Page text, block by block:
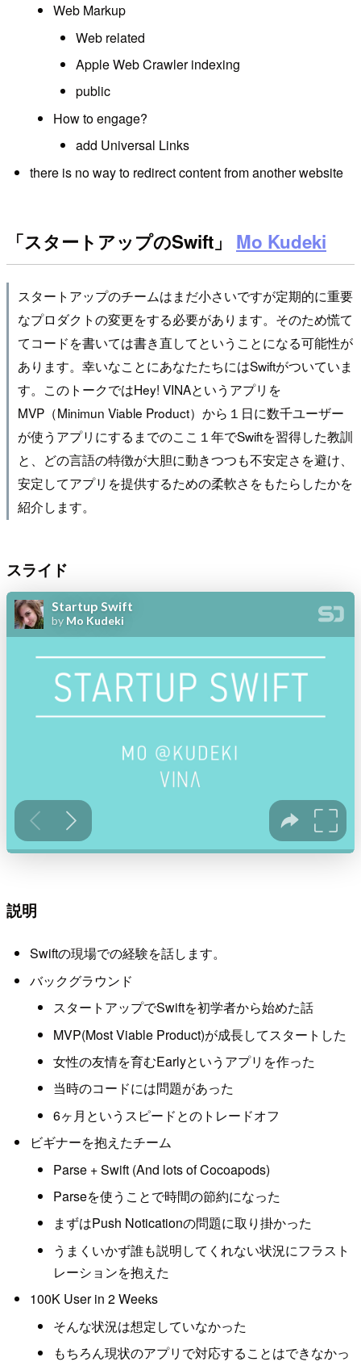
Web Markup
Web related
Apple Web Crawler indexing
public
How to engage?
add Universal Links
there is no way to redirect content from another website
「スタートアップのSwift」 Mo Kudeki
スタートアップのチームはまだ小さいですが定期的に重要
なプロダクトの変更をする必要があります。そのため慌て
てコードを書いては書き直してということになる可能性が
あります。幸いなことにあなたたちにはSwiftがついていま
す。このトークではHey! VINAというアプリを
MVP（Minimun Viable Product）から１日に数千ユーザー
が使うアプリにするまでのここ１年でSwiftを習得した教訓
と、どの言語の特徴が大胆に動きつつも不安定さを避け、
安定してアプリを提供するための柔軟さをもたらしたかを
紹介します。
スライド
説明
Swiftの現場での経験を話します。
バックグラウンド
スタートアップでSwiftを初学者から始めた話
MVP(Most Viable Product)が成長してスタートした
女性の友情を育むEarlyというアプリを作った
当時のコードには問題があった
6ヶ月というスピードとのトレードオフ
ビギナーを抱えたチーム
Parse + Swift (And lots of Cocoapods)
Parseを使うことで時間の節約になった
まずはPush Noticationの問題に取り掛かった
うまくいかず誰も説明してくれない状況にフラスト
レーションを抱えた
100K User in 2 Weeks
そんな状況は想定していなかった
もちろん現状のアプリで対応することはできなかっ